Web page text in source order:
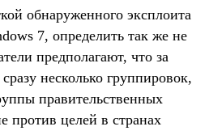
обнаруженного эксплоита
7, определить так же не
предполагают, что за
несколько группировок,
правительственных
против целей в странах